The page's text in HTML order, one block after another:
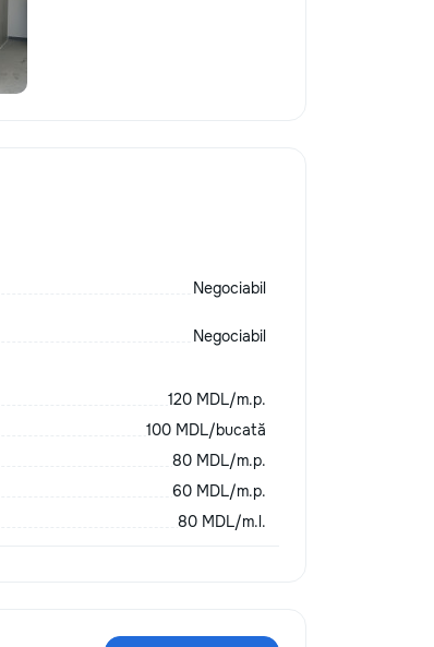
Negociabil
Negociabil
120 MDL/m.p.
100 MDL/bucată
80 MDL/m.p.
60 MDL/m.p.
80 MDL/m.l.